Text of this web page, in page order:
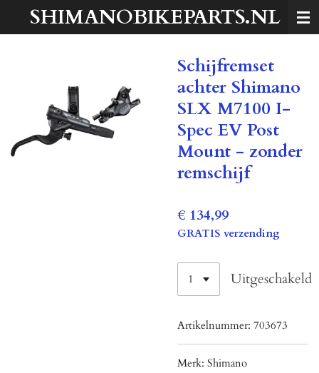
SHIMANOBIKEPARTS.NL
Schijfremset
achter Shimano
SLX M7100 I-
Spec EV Post
Mount - zonder
remschijf
€ 134,99
GRATIS verzending
Uitgeschakeld
Artikelnummer: 703673
Merk: Shimano